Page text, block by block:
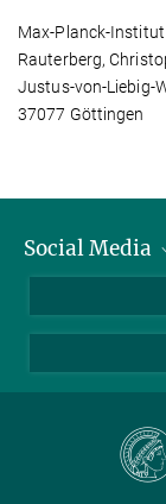
Max-Planck-
Rauterberg,
Justus-von-Liebig-
37077 Göttingen
Social Media
Facebook
Instagram
Mastodon